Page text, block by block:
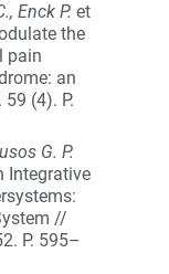
Enck P. et
the
pain
an
(4). P.
G. P.
Integrative
//
P. 595–